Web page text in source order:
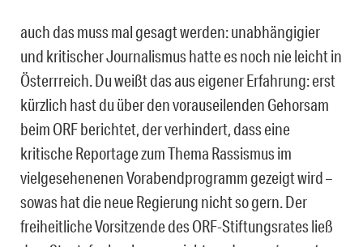
auch das muss mal gesagt werden: unabhängigier
und kritischer Journalismus hatte es noch nie leicht in
Österrreich. Du weißt das aus eigener Erfahrung: erst
kürzlich hast du über den vorauseilenden Gehorsam
beim ORF berichtet, der verhindert, dass eine
kritische Reportage zum Thema Rassismus im
vielgesehenenen Vorabendprogramm gezeigt wird –
sowas hat die neue Regierung nicht so gern. Der
freiheitliche Vorsitzende des ORF-Stiftungsrates ließ